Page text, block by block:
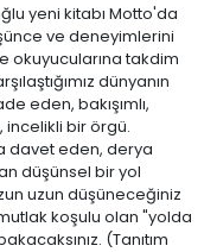
yeni kitabı Motto'da
ve deneyimlerini
okuyucularına takdim
dünyanın
eden, bakışımlı,
bir örgü.
davet eden, derya
düşünsel bir yol
uzun düşüneceğiniz
koşulu olan "yolda
(Tanıtım